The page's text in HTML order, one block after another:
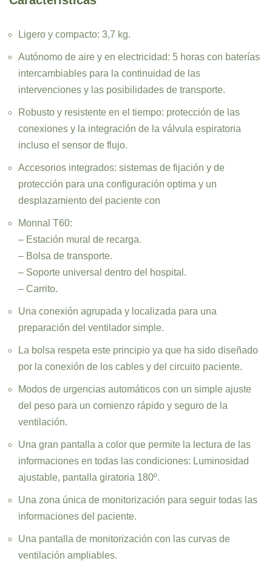
Ligero y compacto: 3,7 kg.
Autónomo de aire y en electricidad: 5 horas con baterías
intercambiables para la continuidad de las
intervenciones y las posibilidades de transporte.
Robusto y resistente en el tiempo: protección de las
conexiones y la integración de la válvula espiratoria
incluso el sensor de flujo.
Accesorios integrados: sistemas de fijación y de
protección para una configuración optima y un
desplazamiento del paciente con
Monnal T60:
– Estación mural de recarga.
– Bolsa de transporte.
– Soporte universal dentro del hospital.
– Carrito.
Una conexión agrupada y localizada para una
preparación del ventilador simple.
La bolsa respeta este principio ya que ha sido diseñado
por la conexión de los cables y del circuito paciente.
Modos de urgencias automáticos con un simple ajuste
del peso para un comienzo rápido y seguro de la
ventilación.
Una gran pantalla a color que permite la lectura de las
informaciones en todas las condiciones: Luminosidad
ajustable, pantalla giratoria 180º.
Una zona única de monitorización para seguir todas las
informaciones del paciente.
Una pantalla de monitorización con las curvas de
ventilación ampliables.